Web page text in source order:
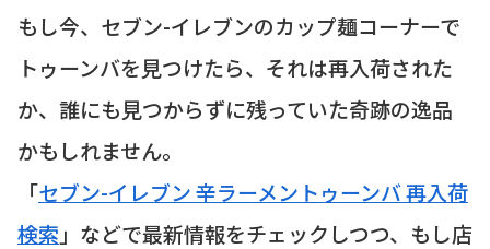
もし今、セブン-イレブンのカップ麺コーナーで
トゥーンバを見つけたら、それは再入荷された
か、誰にも見つからずに残っていた奇跡の逸品
かもしれません。
「セブン-イレブン 辛ラーメントゥーンバ 再入荷
検索 」などで最新情報をチェックしつつ、もし店